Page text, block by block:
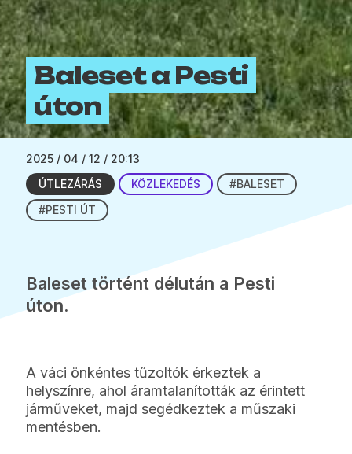
Baleset a Pesti
úton
2025 / 04 / 12 / 20:13
ÚTLEZÁRÁS
KÖZLEKEDÉS
#BALESET
#PESTI ÚT
Baleset történt délután a Pesti
úton.
A váci önkéntes tűzoltók érkeztek a
helyszínre, ahol áramtalanították az érintett
járműveket, majd segédkeztek a műszaki
mentésben.